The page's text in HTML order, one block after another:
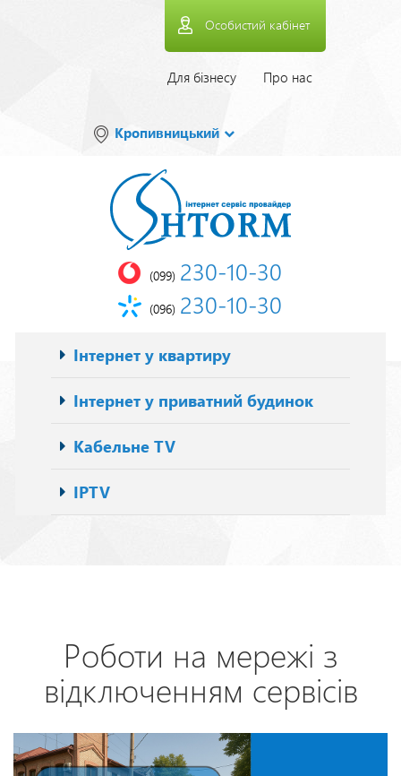
Особистий кабінет
Верхнее
Для бізнесу Про нас
Кропивницький
(099) 230-10-30
(096) 230-10-30
Основна
навіґація
Інтернет у квартиру
Інтернет у приватний будинок
Кабельне TV
IPTV
Роботи на мережі з
відключенням сервісів